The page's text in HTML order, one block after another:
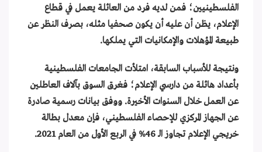
الفلسطينيين؛ فمن لديه فرد من العائلة يعمل في قطاع
الإعلام، يظن أن عليه أن يكون صحفيا مثله، بصرف النظر عن
طبيعة المؤهلات والإمكانيات التي يملكها.
ونتيجة للأسباب السابقة، امتلأت الجامعات الفلسطينية
بأعداد هائلة من دارسي الإعلام؛ فغرق السوق بآلاف العاطلين
عن العمل خلال السنوات الأخيرة. ووفق بيانات رسمية صادرة
عن الجهاز المركزي للإحصاء الفلسطيني، فإن معدل بطالة
خريجي الإعلام تجاوز الـ 46% في الربع الأول من العام 2021.